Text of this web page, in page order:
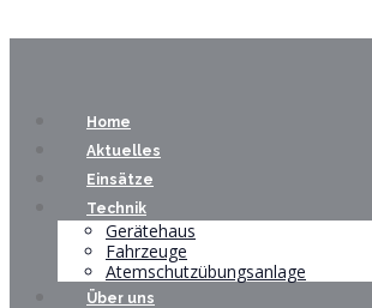
Home
Aktuelles
Einsätze
Technik
Gerätehaus
Fahrzeuge
Atemschutzübungsanlage
Über uns